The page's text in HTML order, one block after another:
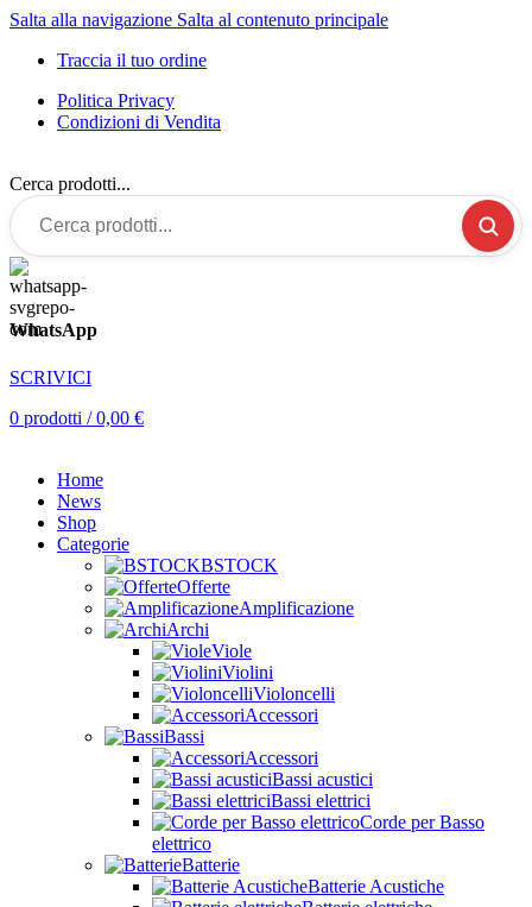
Salta alla navigazione Salta al contenuto principale
Traccia il tuo ordine
Politica Privacy
Condizioni di Vendita
Cerca prodotti...
WhatsApp
SCRIVICI
0 prodotti / 0,00 €
Home
News
Shop
Categorie
BSTOCK
Offerte
Amplificazione
Archi
Viole
Violini
Violoncelli
Accessori
Bassi
Accessori
Bassi acustici
Bassi elettrici
Corde per Basso
elettrico
Batterie
Batterie Acustiche